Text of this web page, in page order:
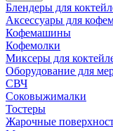
Блендеры для
Аксессуары для
Кофемашины
Кофемолки
Миксеры для
Оборудование для
СВЧ
Соковыжималки
Тостеры
Жарочные